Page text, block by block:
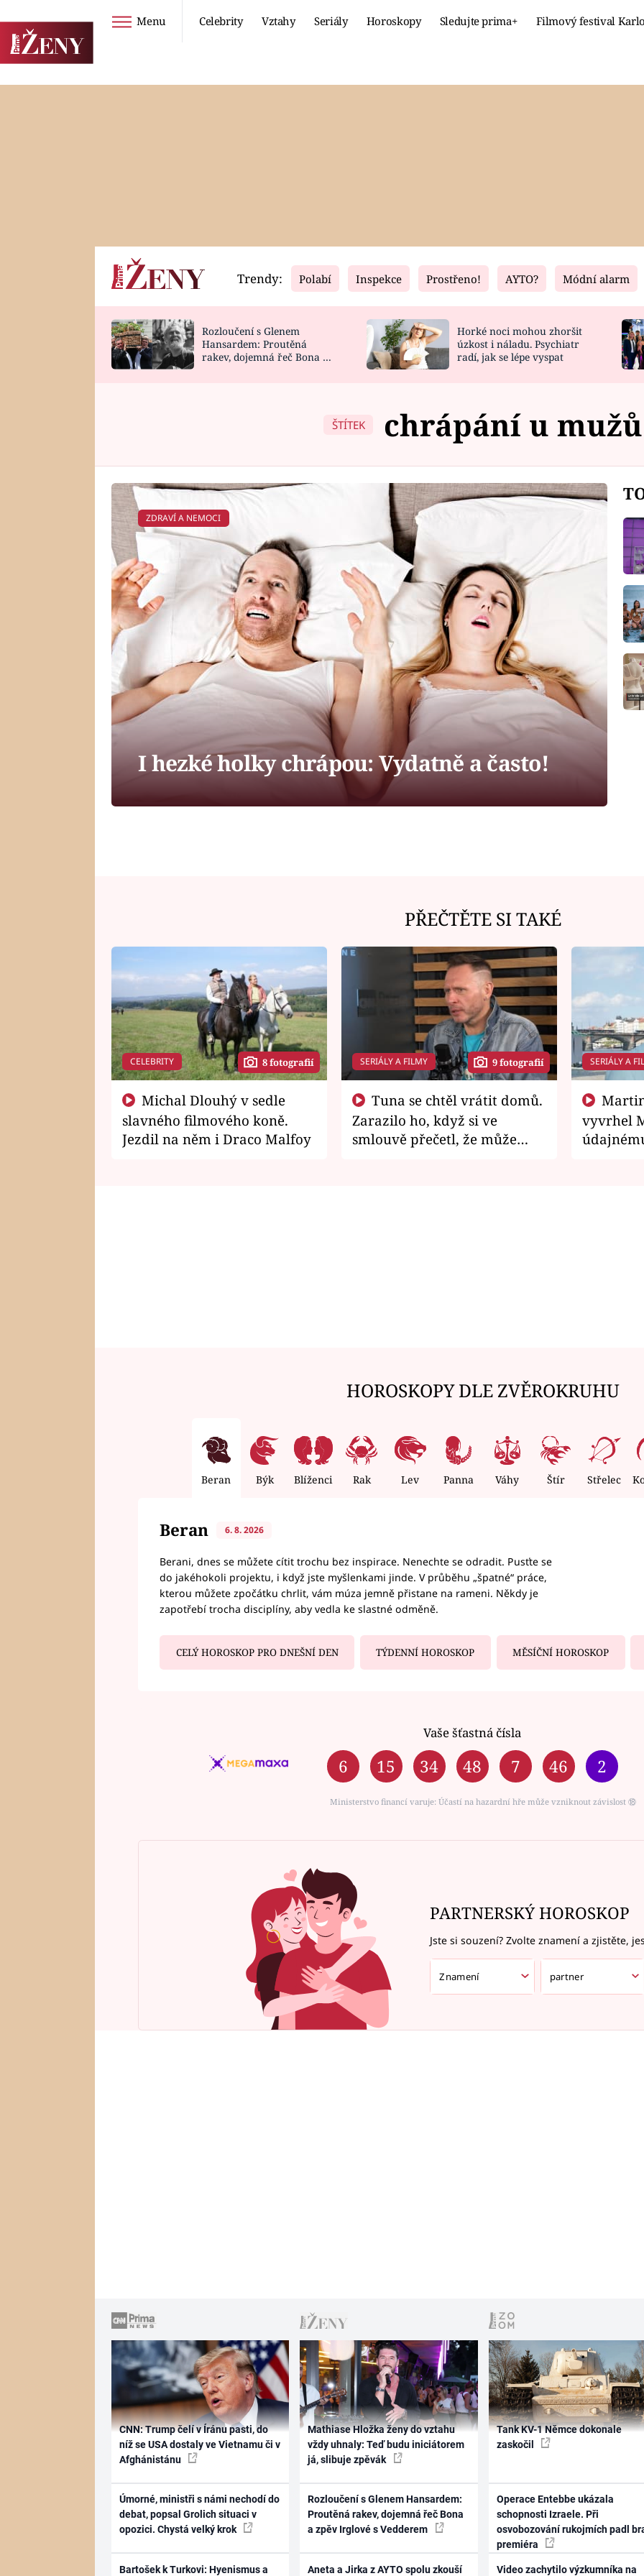
Menu Celebrity Vztahy Seriály Horoskopy Sledujte prima+ Filmový festival
Horoskopy
HOROSKOP NA
Video
CELEBRITY
VAŘENÍ
Fresh
NOVINKY
VIDEORECEPTY
Living
ZAHRADA
DESIGN
Trendy: Polabí Inspekce Prostřeno! AYTO? Módní alarm
Rozloučení s Glenem
Hansardem: Proutěná
rakev, dojemná řeč Bona a
Horké noci mohou zhoršit
úzkost i náladu. Psychiatr
radí, jak se lépe vyspat
ŠTÍTEK chrápání u mužů
ZDRAVÍ A NEMOCI
I hezké holky chrápou: Vydatně a často!
PŘEČTĚTE SI TAKÉ
CELEBRITY 8 fotografií
slavného filmového koně.
Jezdil na něm i Draco Malfoy
SERIÁLY A FILMY 9 fotografií
Zarazilo ho, když si ve
smlouvě přečetl, že může
SERIÁLY A
vyvrhel
HOROSKOPY DLE ZVĚROKRUHU
Beran Býk Blíženci Rak Lev Panna Váhy Štír Střelec
Beran 6. 8. 2026
Berani, dnes se můžete cítit trochu bez inspirace. Nenechte se odradit. Pusťte se
do jakéhokoli projektu, i když jste myšlenkami jinde. V průběhu „špatné“ práce,
kterou můžete zpočátku chrlit, vám múza jemně přistane na rameni. Někdy je
zapotřebí trocha disciplíny, aby vedla ke slastné odměně.
CELÝ HOROSKOP PRO DNEŠNÍ DEN TÝDENNÍ HOROSKOP MĚSÍČNÍ HOROSKOP
Vaše šťastná čísla
6 15 34 48 7 46 2
Ministerstvo financí varuje: Účastí na hazardní hře může vzniknout závislost ⑱
PARTNERSKÝ HOROSKOP
Jste si souzení? Zvolte znamení a zjistěte,
CNN: Trump čelí v Íránu pasti, do
níž se USA dostaly ve Vietnamu či v
Afghánistánu
Úmorné, ministři s námi nechodí do
debat, popsal Grolich situaci v
opozici. Chystá velký krok
Bartošek k Turkovi: Hyenismus a
Mathiase Hložka ženy do vztahu
vždy uhnaly: Teď budu iniciátorem
já, slibuje zpěvák
Rozloučení s Glenem Hansardem:
Proutěná rakev, dojemná řeč Bona
a zpěv Irglové s Vedderem
Aneta a Jirka z AYTO spolu zkouší
Tank KV-1 Němce dokonale
zaskočil
Operace Entebbe ukázala
schopnosti Izraele. Při
osvobozování rukojmích padl
premiéra
Video zachytilo výzkumníka na